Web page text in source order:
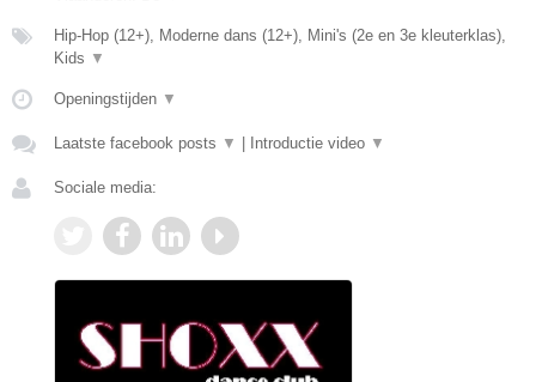
Hip-Hop (12+), Moderne dans (12+), Mini's (2e en 3e kleuterklas),
Kids ▼
Openingstijden ▼
Laatste facebook posts ▼ | Introductie video ▼
Sociale media: